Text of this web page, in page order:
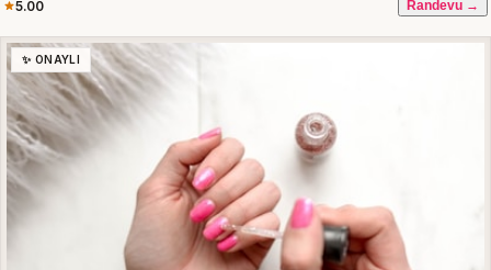
5.00 Randevu →
✨ ONAYLI